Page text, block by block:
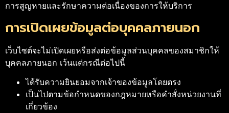
การสูญหายและรักษาความต่อเนื่องของการให้บริการ
การเปิดเผยข้อมูลต่อบุคคลภายนอก
เว็บไซต์จะไม่เปิดเผยหรือส่งต่อข้อมูลส่วนบุคคลของสมาชิกให้
บุคคลภายนอก เว้นแต่กรณีต่อไปนี้
ได้รับความยินยอมจากเจ้าของข้อมูลโดยตรง
เป็นไปตามข้อกำหนดของกฎหมายหรือคำสั่งหน่วยงานที่
เกี่ยวข้อง